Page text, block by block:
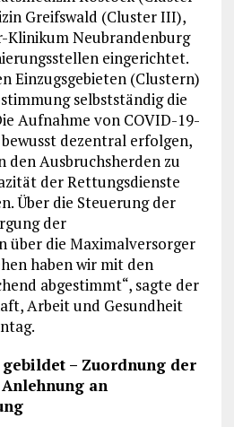
Greifswald (Cluster III),
Neubrandenburg
eingerichtet.
Einzugsgebieten (Clustern)
selbstständig die
Aufnahme von COVID-19-
dezentral erfolgen,
den Ausbruchsherden zu
der Rettungsdienste
Über die Steuerung der
der
über die Maximalversorger
haben wir mit den
abgestimmt“, sagte der
Arbeit und Gesundheit
– Zuordnung der
an